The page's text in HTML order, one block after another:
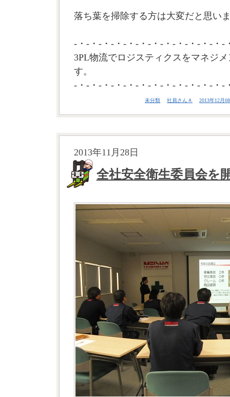
落ち葉を掃除する方は大変だと思い
-・-・-・-・-・-・-・-・-・-・-・-・-
3PL物流でロジスティクスをマネジ
す。
-・-・-・-・-・-・-・-・-・-・-・-・-
未分類 社員さんＡ 2013年12月
2013年11月28日
全社安全衛生委員会を